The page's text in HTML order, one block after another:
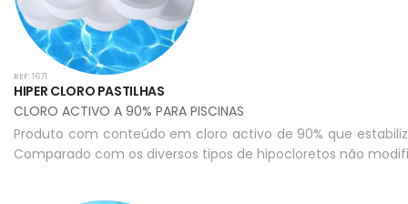
REF: 1671
HIPER CLORO PASTILHAS
CLORO ACTIVO A 90% PARA PISCINAS
Produto com conteúdo em cloro activo de 90% que
Comparado com os diversos tipos de hipocloretos não